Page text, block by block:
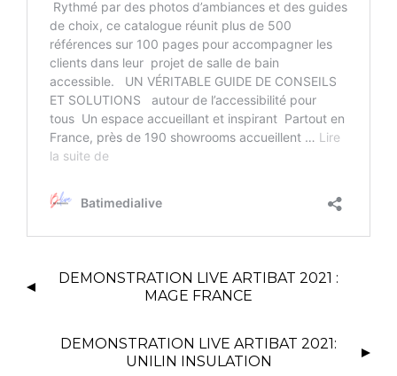
DEMONSTRATION LIVE ARTIBAT 2021 :
MAGE FRANCE
DEMONSTRATION LIVE ARTIBAT 2021:
UNILIN INSULATION